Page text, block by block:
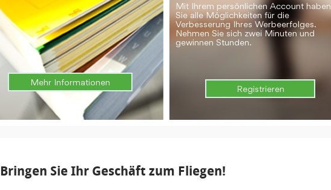
Mehr Informationen
Mit Ihrem persönlichen Account haben
Sie alle Möglichkeiten für die
Verbesserung Ihres Werbeerfolges.
Nehmen Sie sich zwei Minuten und
gewinnen Stunden.
Registrieren
Bringen Sie Ihr Geschäft zum Fliegen!